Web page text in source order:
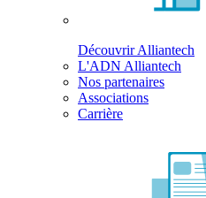
Découvrir Alliantech
L'ADN Alliantech
Nos partenaires
Associations
Carrière